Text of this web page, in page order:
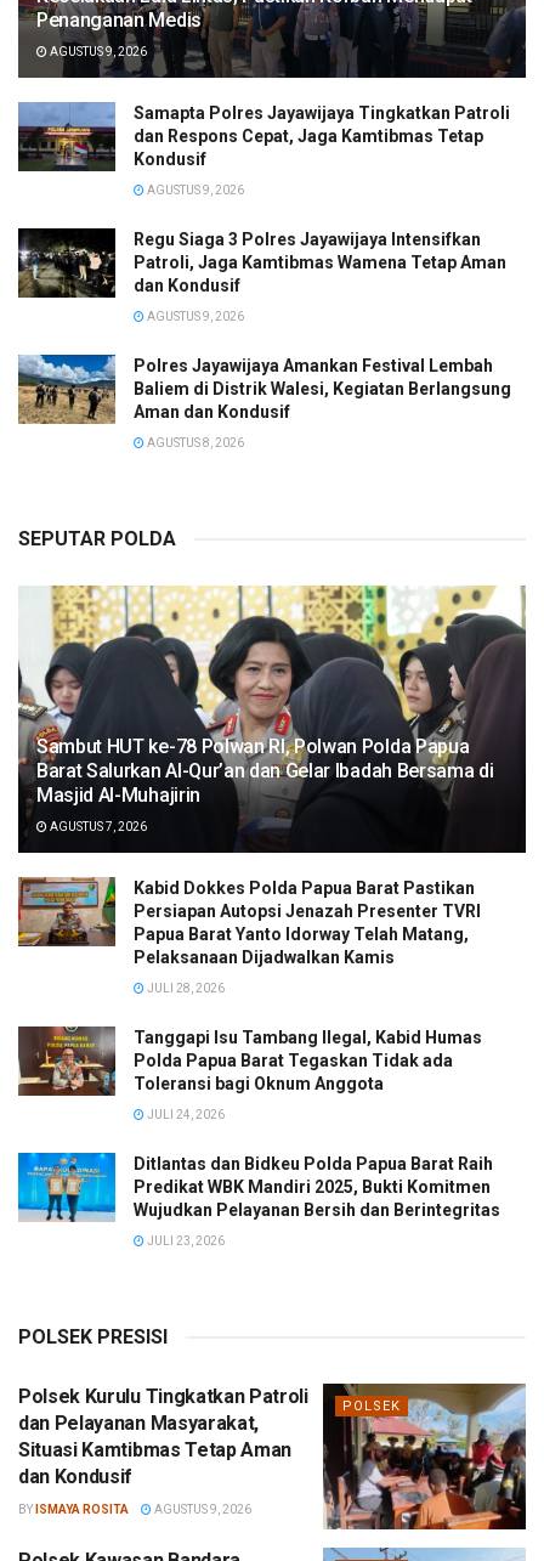
Penanganan Medis
AGUSTUS 9, 2026
Samapta Polres Jayawijaya Tingkatkan Patroli
dan Respons Cepat, Jaga Kamtibmas Tetap
Kondusif
AGUSTUS 9, 2026
Regu Siaga 3 Polres Jayawijaya Intensifkan
Patroli, Jaga Kamtibmas Wamena Tetap Aman
dan Kondusif
AGUSTUS 9, 2026
Polres Jayawijaya Amankan Festival Lembah
Baliem di Distrik Walesi, Kegiatan Berlangsung
Aman dan Kondusif
AGUSTUS 8, 2026
SEPUTAR POLDA
Sambut HUT ke-78 Polwan RI, Polwan Polda Papua
Barat Salurkan Al-Qur’an dan Gelar Ibadah Bersama di
Masjid Al-Muhajirin
AGUSTUS 7, 2026
Kabid Dokkes Polda Papua Barat Pastikan
Persiapan Autopsi Jenazah Presenter TVRI
Papua Barat Yanto Idorway Telah Matang,
Pelaksanaan Dijadwalkan Kamis
JULI 28, 2026
Tanggapi Isu Tambang Ilegal, Kabid Humas
Polda Papua Barat Tegaskan Tidak ada
Toleransi bagi Oknum Anggota
JULI 24, 2026
Ditlantas dan Bidkeu Polda Papua Barat Raih
Predikat WBK Mandiri 2025, Bukti Komitmen
Wujudkan Pelayanan Bersih dan Berintegritas
JULI 23, 2026
POLSEK PRESISI
POLSEK
Polsek Kurulu Tingkatkan Patroli
dan Pelayanan Masyarakat,
Situasi Kamtibmas Tetap Aman
dan Kondusif
BY ISMAYA ROSITA AGUSTUS 9, 2026